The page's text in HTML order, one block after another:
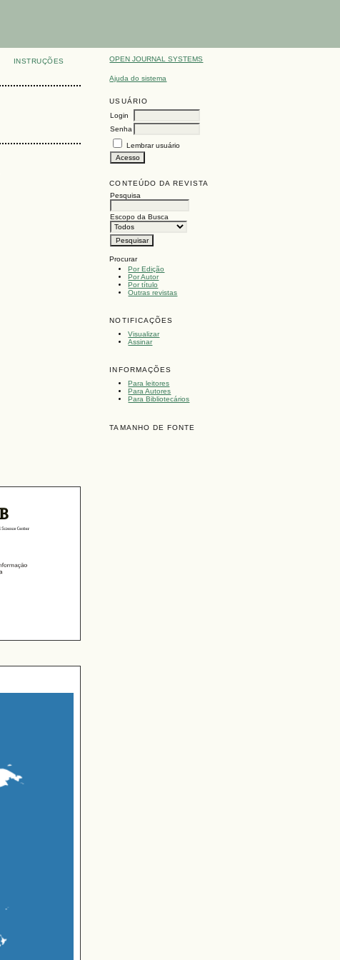
OPEN JOURNAL SYSTEMS
Ajuda do sistema
USUÁRIO
Login
Senha
Lembrar usuário
CONTEÚDO DA REVISTA
Pesquisa
Escopo da Busca
Procurar
Por Edição
Por Autor
Por título
Outras revistas
NOTIFICAÇÕES
Visualizar
Assinar
INFORMAÇÕES
Para leitores
Para Autores
Para Bibliotecários
TAMANHO DE FONTE
INSTRUÇÕES